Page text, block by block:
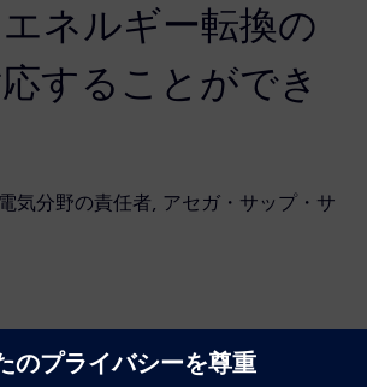
ネルギー転換の
することができ
気分野の責任者, アセガ・サップ・サ